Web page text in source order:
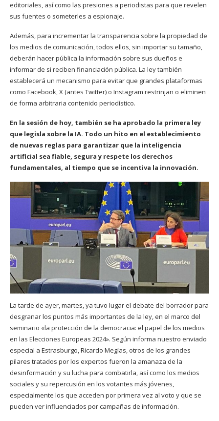
editoriales, así como las presiones a periodistas para que revelen
sus fuentes o someterles a espionaje.
Además, para incrementar la transparencia sobre la propiedad de
los medios de comunicación, todos ellos, sin importar su tamaño,
deberán hacer pública la información sobre sus dueños e
informar de si reciben financiación pública. La ley también
establecerá un mecanismo para evitar que grandes plataformas
como Facebook, X (antes Twitter) o Instagram restrinjan o eliminen
de forma arbitraria contenido periodístico.
En la sesión de hoy, también se ha aprobado la primera ley
que legisla sobre la IA. Todo un hito en el establecimiento
de nuevas reglas para garantizar que la inteligencia
artificial sea fiable, segura y respete los derechos
fundamentales, al tiempo que se incentiva la innovación.
La tarde de ayer, martes, ya tuvo lugar el debate del borrador para
desgranar los puntos más importantes de la ley, en el marco del
seminario «la protección de la democracia: el papel de los medios
en las Elecciones Europeas 2024». Según informa nuestro enviado
especial a Estrasburgo, Ricardo Megías, otros de los grandes
pilares tratados por los expertos fueron la amanaza de la
desinformación y su lucha para combatirla, así como los medios
sociales y su repercusión en los votantes más jóvenes,
especialmente los que acceden por primera vez al voto y que se
pueden ver influenciados por campañas de información.